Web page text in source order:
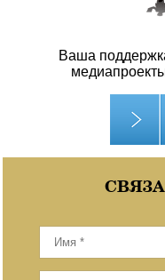
Ваша